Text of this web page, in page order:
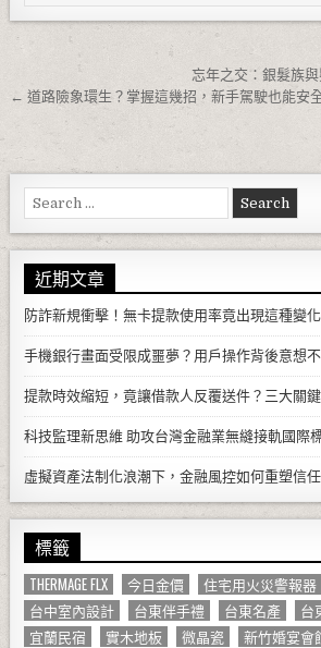
文章導覽
忘年之交：銀髮族
← 道路險象環生？掌握這幾招，新手駕駛也能安
Search for:
近期文章
防詐新規衝擊！無卡提款使用率竟出現這種變化
手機銀行畫面受限成噩夢？用戶操作背後意想
提款時效縮短，竟讓借款人反覆送件？三大關
科技監理新思維 助攻台灣金融業無縫接軌國際
虛擬資產法制化浪潮下，金融風控如何重塑信
標籤
THERMAGE FLX 今日金價 住宅用火災警報器
台中室內設計
台東伴手禮 台東名產 台
宜蘭民宿
實木地板 微晶瓷 新竹婚宴會